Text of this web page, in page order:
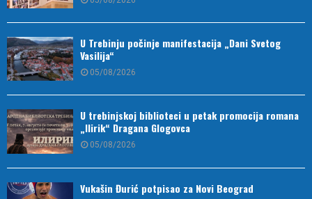
U Trebinju počinje manifestacija „Dani Svetog
Vasilija“
05/08/2026
U trebinjskoj biblioteci u petak promocija romana
„Ilirik“ Dragana Glogovca
05/08/2026
Vukašin Đurić potpisao za Novi Beograd